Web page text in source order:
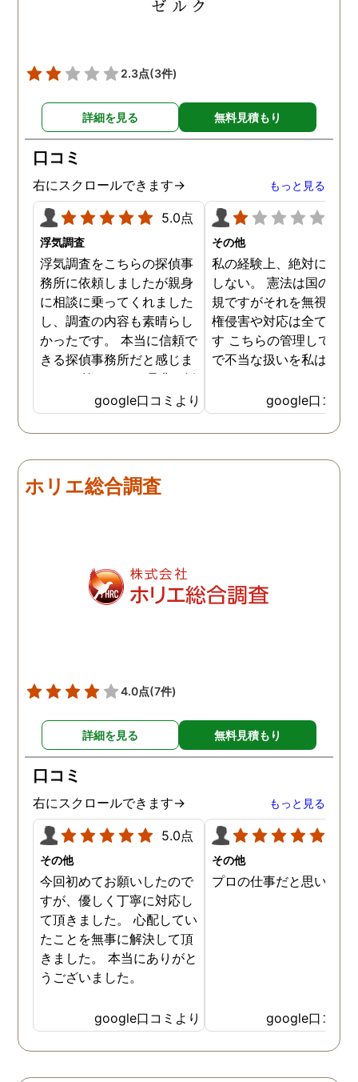
士同様にサポートをお願い
2.3点(3件)
詳細を見る 無料見積もり
口コミ
右にスクロールできます→ もっと見る
5.0点
浮気調査
浮気調査をこちらの探偵事
務所に依頼しましたが親身
に相談に乗ってくれました
し、調査の内容も素晴らし
かったです。 本当に信頼で
きる探偵事務所だと感じま
した。 皆さんにも是非お勧
めしたいと思います。
google口コミより
その他
私の経験上、絶対にお勧
しない。 憲法は国の最
規ですがそれを無視した
権侵害や対応は全て違法
す こちらの管理してい
で不当な扱いを私は受け
google口コミ
ホリエ総合調査
4.0点(7件)
詳細を見る 無料見積もり
口コミ
右にスクロールできます→ もっと見る
5.0点
その他
今回初めてお願いしたので
すが、優しく丁寧に対応し
て頂きました。 心配してい
たことを無事に解決して頂
きました。 本当にありがと
うございました。
google口コミより
その他
プロの仕事だと思います
google口コミ